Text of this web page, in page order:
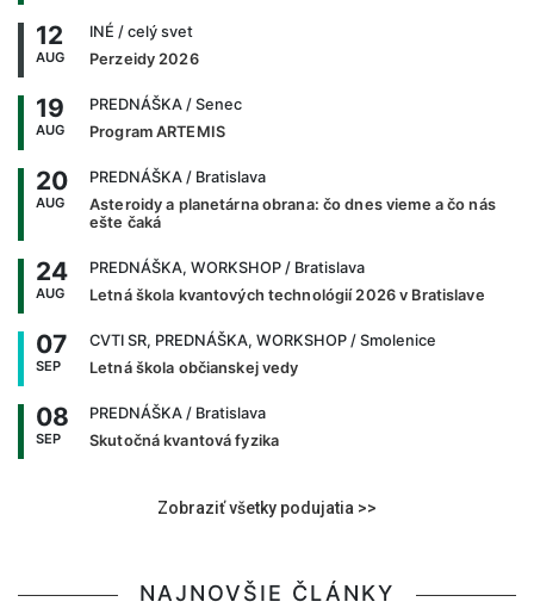
12
AUG
INÉ / celý svet
Perzeidy 2026
19
AUG
PREDNÁŠKA / Senec
Program ARTEMIS
20
AUG
PREDNÁŠKA / Bratislava
Asteroidy a planetárna obrana: čo dnes vieme a čo nás
ešte čaká
24
AUG
PREDNÁŠKA, WORKSHOP / Bratislava
Letná škola kvantových technológií 2026 v Bratislave
07
SEP
CVTI SR, PREDNÁŠKA, WORKSHOP / Smolenice
Letná škola občianskej vedy
08
SEP
PREDNÁŠKA / Bratislava
Skutočná kvantová fyzika
Zobraziť všetky podujatia >>
NAJNOVŠIE ČLÁNKY